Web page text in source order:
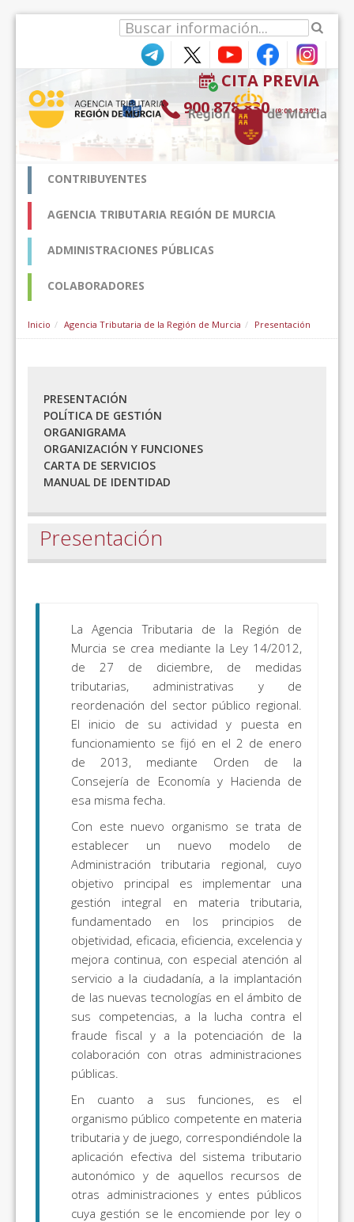
CITA PREVIA
900 878 830 (9:00-18:30*)
CONTRIBUYENTES
AGENCIA TRIBUTARIA REGIÓN DE MURCIA
ADMINISTRACIONES PÚBLICAS
COLABORADORES
Inicio Agencia Tributaria de la Región de Murcia Presentación
PRESENTACIÓN
POLÍTICA DE GESTIÓN
ORGANIGRAMA
ORGANIZACIÓN Y FUNCIONES
CARTA DE SERVICIOS
MANUAL DE IDENTIDAD
Presentación
La Agencia Tributaria de la Región de
Murcia se crea mediante la Ley 14/2012,
de 27 de diciembre, de medidas
tributarias, administrativas y de
reordenación del sector público regional.
El inicio de su actividad y puesta en
funcionamiento se fijó en el 2 de enero
de 2013, mediante Orden de la
Consejería de Economía y Hacienda de
esa misma fecha.
Con este nuevo organismo se trata de
establecer un nuevo modelo de
Administración tributaria regional, cuyo
objetivo principal es implementar una
gestión integral en materia tributaria,
fundamentado en los principios de
objetividad, eficacia, eficiencia, excelencia y
mejora continua, con especial atención al
servicio a la ciudadanía, a la implantación
de las nuevas tecnologías en el ámbito de
sus competencias, a la lucha contra el
fraude fiscal y a la potenciación de la
colaboración con otras administraciones
públicas.
En cuanto a sus funciones, es el
organismo público competente en materia
tributaria y de juego, correspondiéndole la
aplicación efectiva del sistema tributario
autonómico y de aquellos recursos de
otras administraciones y entes públicos
cuya gestión se le encomiende por ley o